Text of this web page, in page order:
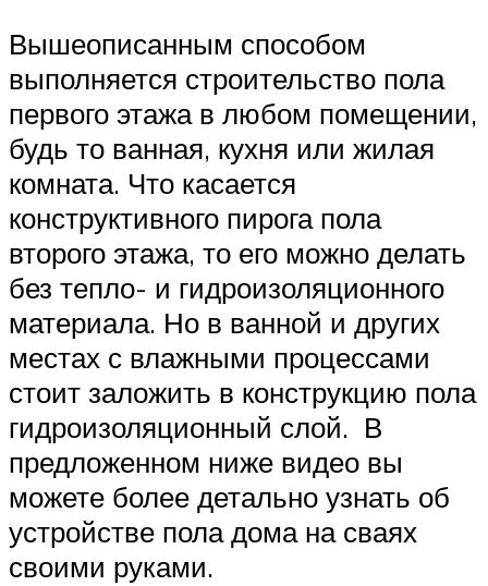
Вышеописанным способом
выполняется строительство пола
первого этажа в любом помещении,
будь то ванная, кухня или жилая
комната. Что касается
конструктивного пирога пола
второго этажа, то его можно делать
без тепло- и гидроизоляционного
материала. Но в ванной и других
местах с влажными процессами
стоит заложить в конструкцию пола
гидроизоляционный слой. В
предложенном ниже видео вы
можете более детально узнать об
устройстве пола дома на сваях
своими руками.